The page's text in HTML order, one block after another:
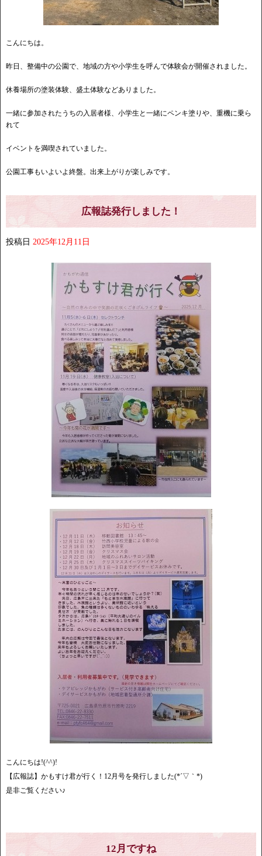
こんにちは。
昨日、整備中の公園で、地域の方や小学生を呼んで体験会が開催されました。
休養場所の塗装体験、盛土体験などありました。
一緒に参加されたうちの入居者様、小学生と一緒にペンキ塗りや、重機に乗ら
れて
イベントを満喫されていました。
公園工事もいよいよ終盤。出来上がりが楽しみです。
広報誌発行しました！
投稿日 2025年12月11日
こんにちは!(^^)!
【広報誌】かもすけ君が行く！12月号を発行しました(*´▽｀*)
是非ご覧ください♪
12月ですね